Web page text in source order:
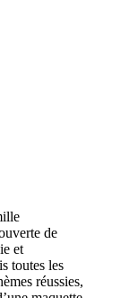
de
et
toutes les
réussies,